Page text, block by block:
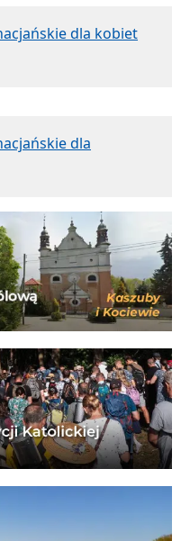
dla kobiet
dla